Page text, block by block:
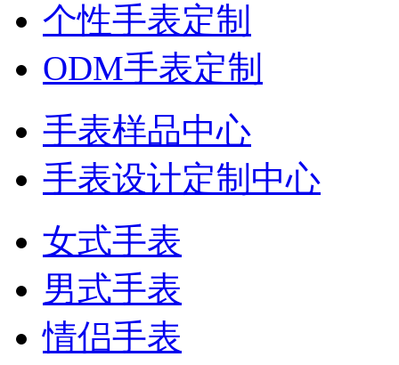
个性手表定制
ODM手表定制
手表样品中心
手表设计定制中心
女式手表
男式手表
情侣手表